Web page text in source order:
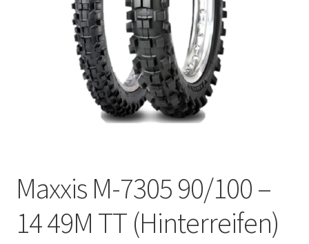
Maxxis M-7305 90/100 –
14 49M TT (Hinterreifen)